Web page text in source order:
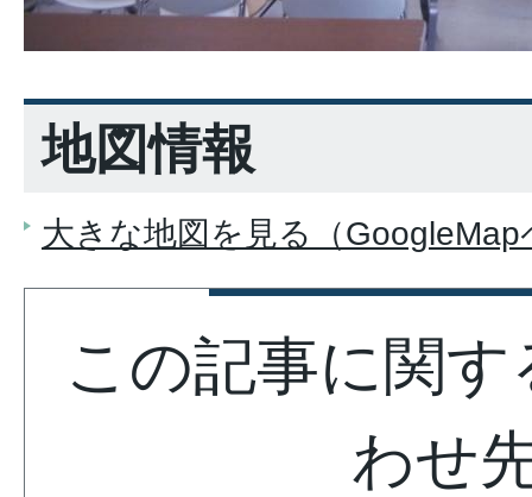
地図情報
大きな地図を見る（GoogleMap
この記事に関
わせ